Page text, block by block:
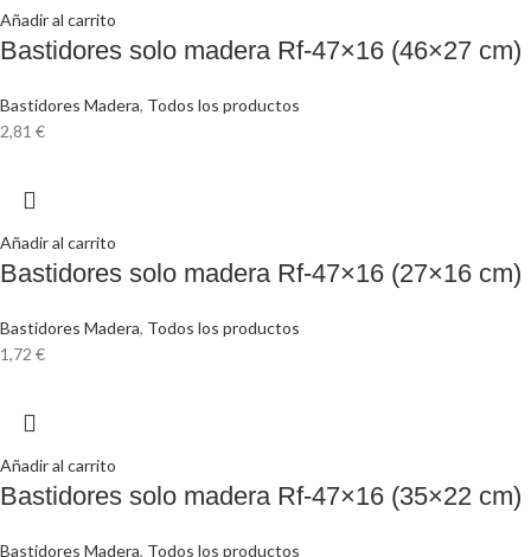
Añadir al carrito
Bastidores solo madera Rf-47×16 (46×27 cm)
Bastidores Madera, Todos los productos
2,81 €
Añadir al carrito
Bastidores solo madera Rf-47×16 (27×16 cm)
Bastidores Madera, Todos los productos
1,72 €
Añadir al carrito
Bastidores solo madera Rf-47×16 (35×22 cm)
Bastidores Madera, Todos los productos